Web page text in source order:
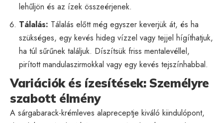
lehűljön és az ízek összeérjenek.
Tálalás: Tálalás előtt még egyszer keverjük át, és ha
szükséges, egy kevés hideg vízzel vagy tejjel hígíthatjuk,
ha túl sűrűnek találjuk. Díszítsük friss mentalevéllel,
pirított mandulaszirmokkal vagy egy kevés tejszínhabbal.
Variációk és ízesítések: Személyre
szabott élmény
A sárgabarack-krémleves alapreceptje kiváló kiindulópont,